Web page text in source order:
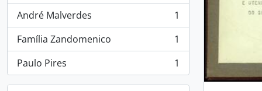
André Malverdes
, 1 resultados
1
Família Zandomenico
, 1 resultados
1
Paulo Pires
, 1 resultados 1